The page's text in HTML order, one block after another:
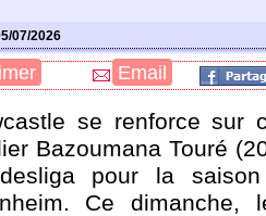
07/2026
Email
se renforce sur
BazoumanaTouré
pour la saison
Ce dimanche,